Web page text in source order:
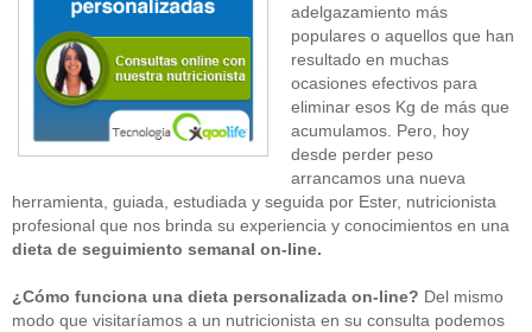
adelgazamiento más
populares o aquellos que han
resultado en muchas
ocasiones efectivos para
eliminar esos Kg de más que
acumulamos. Pero, hoy
desde perder peso
arrancamos una nueva
herramienta, guiada, estudiada y seguida por Ester, nutricionista
profesional que nos brinda su experiencia y conocimientos en una
dieta de seguimiento semanal on-line.
¿Cómo funciona una dieta personalizada on-line? Del mismo
modo que visitaríamos a un nutricionista en su consulta podemos